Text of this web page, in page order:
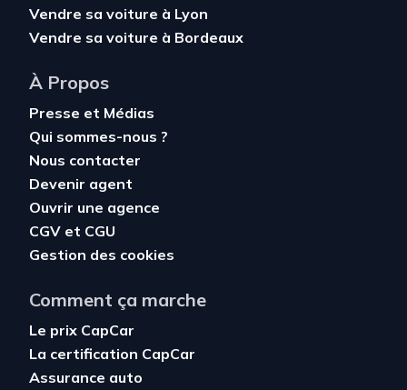
Vendre sa voiture à Lyon
Vendre sa voiture à Bordeaux
À Propos
Presse et Médias
Qui sommes-nous ?
Nous contacter
Devenir agent
Ouvrir une agence
CGV et CGU
Gestion des cookies
Comment ça marche
Le prix CapCar
La certification CapCar
Assurance auto